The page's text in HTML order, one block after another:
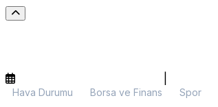
Hava Durumu Borsa ve Finans Spor